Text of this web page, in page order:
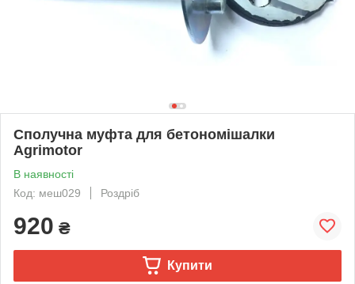
Сполучна муфта для бетономішалки
Agrimotor
В наявності
Код: меш029
Роздріб
920 ₴
Купити